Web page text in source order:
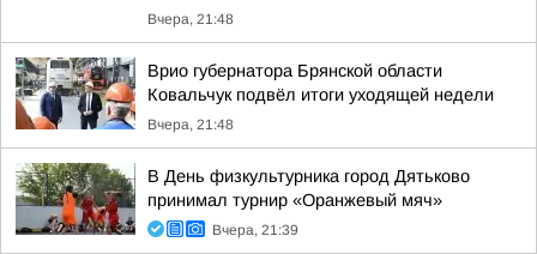
Вчера, 21:48
Врио губернатора Брянской области
Ковальчук подвёл итоги уходящей недели
Вчера, 21:48
В День физкультурника город Дятьково
принимал турнир «Оранжевый мяч»
Вчера, 21:39